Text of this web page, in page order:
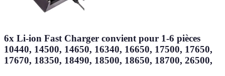
6x Li-ion Fast Charger convient pour 1-6 pièces
10440, 14500, 14650, 16340, 16650, 17500, 17650,
17670, 18350, 18490, 18500, 18650, 18700, 26500,